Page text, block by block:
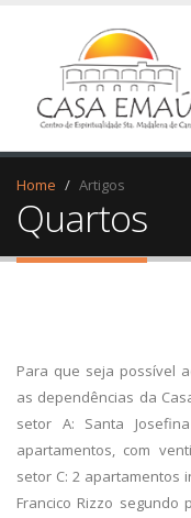
Home Artigos
Quartos
Para que seja possível
as dependências da
setor A: Santa
apartamentos, com
setor C: 2 apartamentos
Francico Rizzo